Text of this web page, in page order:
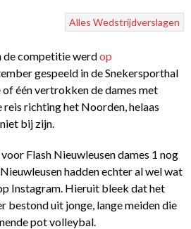
Alles Wedstrijdverslagen
de competitie werdop
gespeeld in de Snekersporthal
of één vertrokken de dames met
reis richting het Noorden, helaas
bij zijn.
Flash Nieuwleusen dames 1 nog
hadden echter al wel wat
Instagram. Hieruit bleek dat het
bestond uit jonge, lange meiden die
pot volleybal.